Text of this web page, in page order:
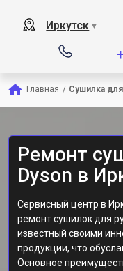
Иркутск ▼
Главная / Сушилка
Ремонт
Dyson в
Сервисный центр в
ремонт сушилок для
известный своими
продукции, что
Основное